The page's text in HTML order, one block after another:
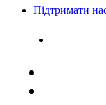
Підтримати